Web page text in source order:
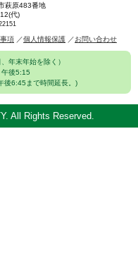
萩原483番地
代)
項 個人情報保護 お問い合わせ
年末年始を除く）
午後5:15
後6:45まで時間延長。)
All Rights Reserved.